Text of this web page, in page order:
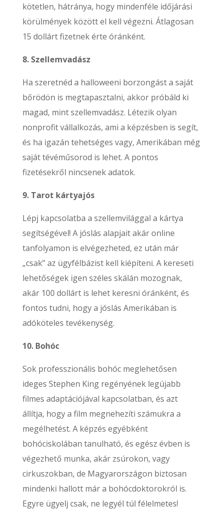
kötetlen, hátránya, hogy mindenféle időjárási
körülmények között el kell végezni. Átlagosan
15 dollárt fizetnek érte óránként.
8. Szellemvadász
Ha szeretnéd a halloweeni borzongást a saját
bőrödön is megtapasztalni, akkor próbáld ki
magad, mint szellemvadász. Létezik olyan
nonprofit vállalkozás, ami a képzésben is segít,
és ha igazán tehetséges vagy, Amerikában még
saját tévéműsorod is lehet. A pontos
fizetésekről nincsenek adatok.
9. Tarot kártyajós
Lépj kapcsolatba a szellemvilággal a kártya
segítségével! A jóslás alapjait akár online
tanfolyamon is elvégezheted, ez után már
„csak” az ügyfélbázist kell kiépíteni. A kereseti
lehetőségek igen széles skálán mozognak,
akár 100 dollárt is lehet keresni óránként, és
fontos tudni, hogy a jóslás Amerikában is
adóköteles tevékenység.
10. Bohóc
Sok professzionális bohóc meglehetősen
ideges Stephen King regényének legújabb
filmes adaptációjával kapcsolatban, és azt
állítja, hogy a film megnehezíti számukra a
megélhetést. A képzés egyébként
bohóciskolában tanulható, és egész évben is
végezhető munka, akár zsúrokon, vagy
cirkuszokban, de Magyarországon biztosan
mindenki hallott már a bohócdoktorokról is.
Egyre ügyelj csak, ne legyél túl félelmetes!